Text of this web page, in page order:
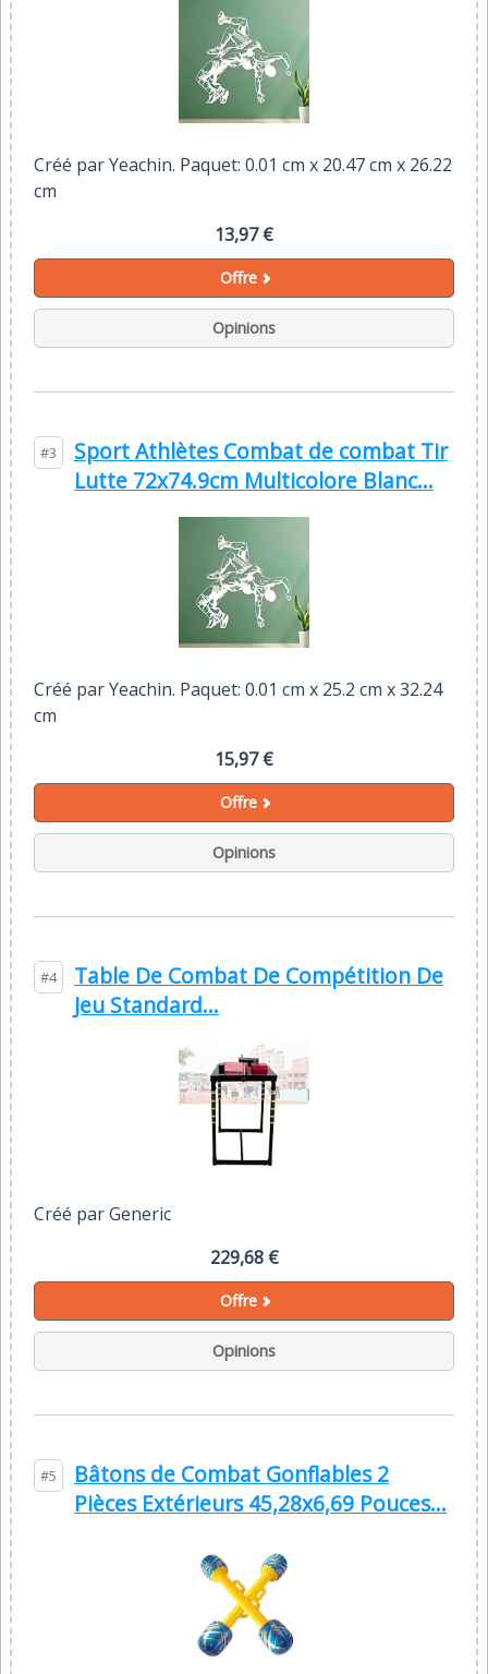
Créé par Yeachin. Paquet: 0.01 cm x 20.47 cm x 26.22
cm
13,97 €
Offre
Opinions
#3
Sport Athlètes Combat de combat Tir
Lutte 72x74.9cm Multicolore Blanc...
Créé par Yeachin. Paquet: 0.01 cm x 25.2 cm x 32.24
cm
15,97 €
Offre
Opinions
#4
Table De Combat De Compétition De
Jeu Standard...
Créé par Generic
229,68 €
Offre
Opinions
#5
Bâtons de Combat Gonflables 2
Pièces Extérieurs 45,28x6,69 Pouces...